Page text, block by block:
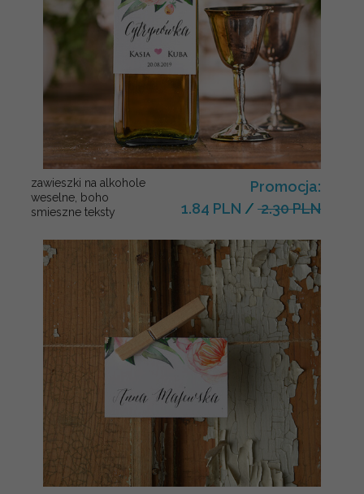
zawieszki na alkohole
weselne, boho
smieszne teksty
Promocja:
1.84 PLN / 2.30 PLN